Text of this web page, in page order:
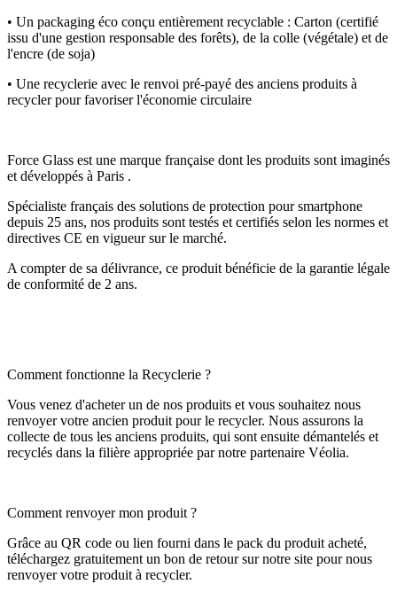
• Un packaging éco conçu entièrement recyclable : Carton (certifié
issu d'une gestion responsable des forêts), de la colle (végétale) et de
l'encre (de soja)
• Une recyclerie avec le renvoi pré-payé des anciens produits à
recycler pour favoriser l'économie circulaire
Force Glass est une marque française dont les produits sont imaginés
et développés à Paris .
Spécialiste français des solutions de protection pour smartphone
depuis 25 ans, nos produits sont testés et certifiés selon les normes et
directives CE en vigueur sur le marché.
A compter de sa délivrance, ce produit bénéficie de la garantie légale
de conformité de 2 ans.
Comment fonctionne la Recyclerie ?
Vous venez d'acheter un de nos produits et vous souhaitez nous
renvoyer votre ancien produit pour le recycler. Nous assurons la
collecte de tous les anciens produits, qui sont ensuite démantelés et
recyclés dans la filière appropriée par notre partenaire Véolia.
Comment renvoyer mon produit ?
Grâce au QR code ou lien fourni dans le pack du produit acheté,
téléchargez gratuitement un bon de retour sur notre site pour nous
renvoyer votre produit à recycler.